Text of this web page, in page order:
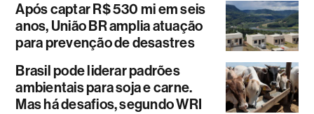
Após captar R$ 530 mi em seis
anos, União BR amplia atuação
para prevenção de desastres
Brasil pode liderar padrões
ambientais para soja e carne.
Mas há desafios, segundo WRI